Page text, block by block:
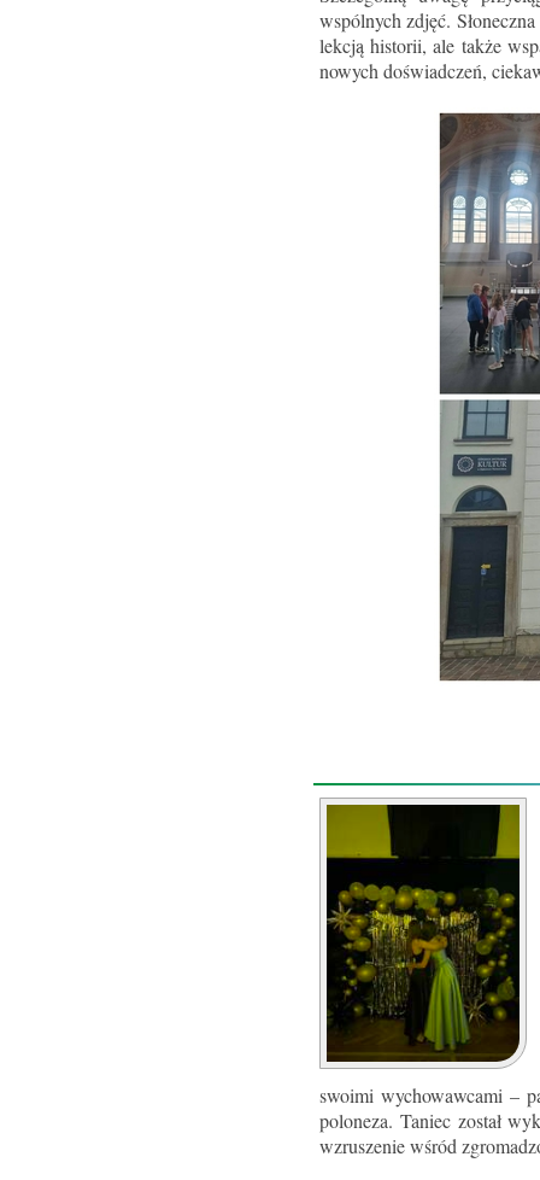
wspólnych zdjęć.
lekcją historii, ale także
nowych doświadczeń,
swoimi wychowawcami –
poloneza. Taniec został
wzruszenie wśród